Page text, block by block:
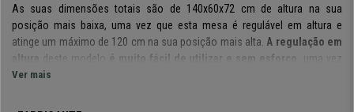
As suas dimensões totais são de 140x60x72 cm de altura na sua
posição mais baixa, uma vez que esta mesa é regulável em altura e
atinge um máximo de 120 cm na sua posição mais alta. A regulação em
altura
deste modelo é muito fácil de utilizar e sem esforço,
que éregulável eletricamente
Ver mais